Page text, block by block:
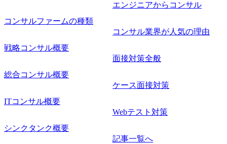
コンサルファームの種類
戦略コンサル概要
総合コンサル概要
ITコンサル概要
シンクタンク概要
エンジニアからコンサル
コンサル業界が人気の理由
面接対策全般
ケース面接対策
Webテスト対策
記事一覧へ